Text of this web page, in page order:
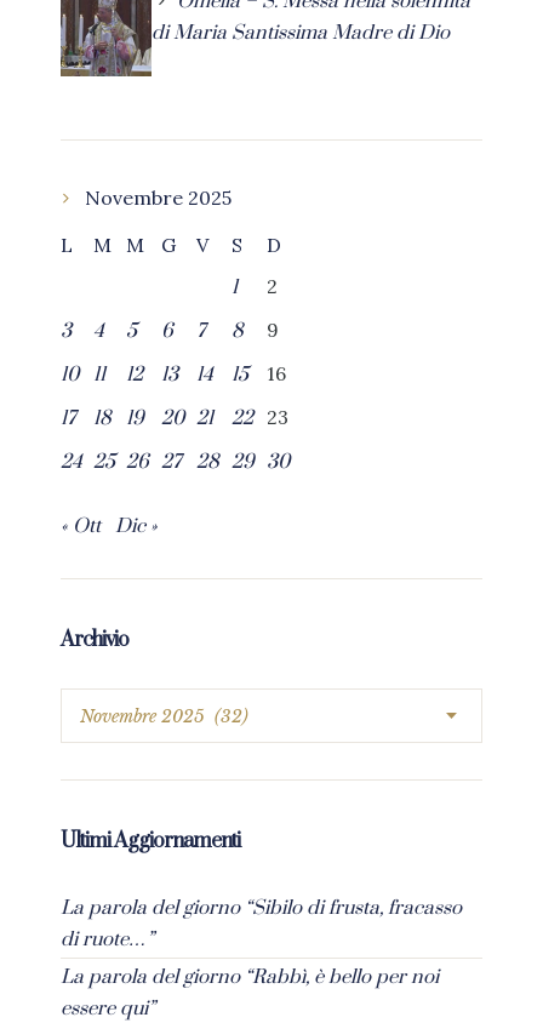
di Maria Santissima Madre di Dio
Novembre 2025
L
M M G V S
D
1
2
3
4 5 6 7 8
9
10
11 12 13 14 15
16
17
18 19 20 21 22 23
24 25 26 27 28 29 30
« Ott Dic »
Archivio
Ultimi Aggiornamenti
La parola del giorno “Sibilo di frusta, fracasso
di ruote…”
La parola del giorno “Rabbì, è bello per noi
essere qui”